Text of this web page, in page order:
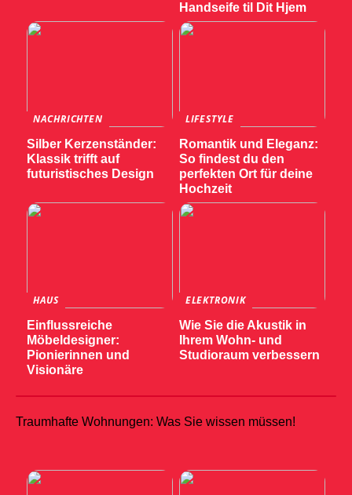
Handseife til Dit Hjem
NACHRICHTEN
Silber Kerzenständer:
Klassik trifft auf
futuristisches Design
LIFESTYLE
Romantik und Eleganz:
So findest du den
perfekten Ort für deine
Hochzeit
HAUS
Einflussreiche
Möbeldesigner:
Pionierinnen und
Visionäre
ELEKTRONIK
Wie Sie die Akustik in
Ihrem Wohn- und
Studioraum verbessern
Traumhafte Wohnungen: Was Sie wissen müssen!